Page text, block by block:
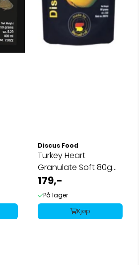
Discus Food
Turkey Heart
Granulate Soft 80g
DISCUSFOOD
179,-
På lager
Kjøp